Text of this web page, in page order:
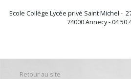
Ecole Collège Lycée privé Saint Michel -
74000 Annecy - 04 50
Retour au site